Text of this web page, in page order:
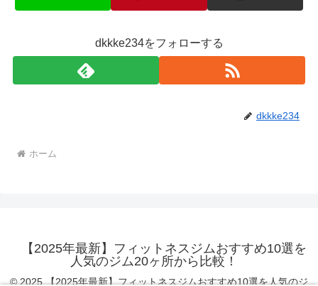
dkkke234をフォローする
dkkke234
ホーム
【2025年最新】フィットネスジムおすすめ10選を
人気のジム20ヶ所から比較！
© 2025 【2025年最新】フィットネスジムおすすめ10選を人気のジ